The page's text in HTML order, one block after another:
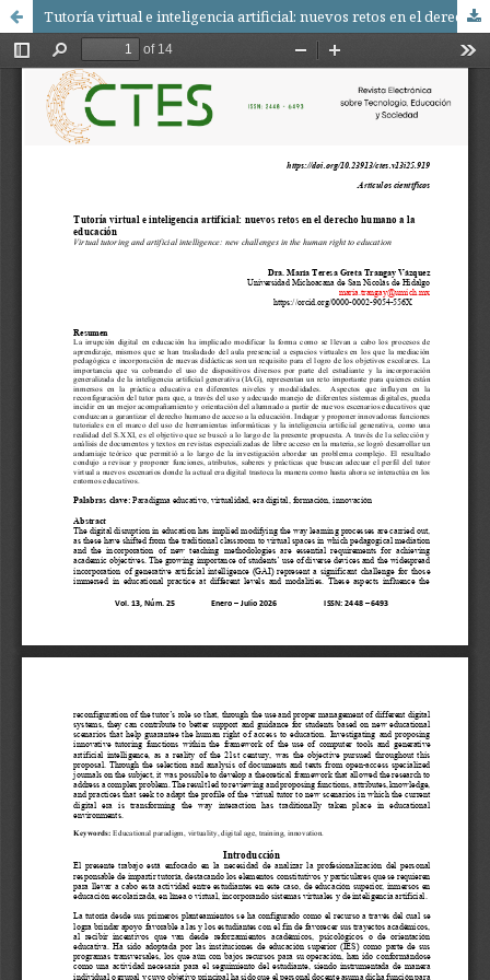
Tutoría virtual e inteligencia artificial: nuevos retos en el derecho humano a la educación